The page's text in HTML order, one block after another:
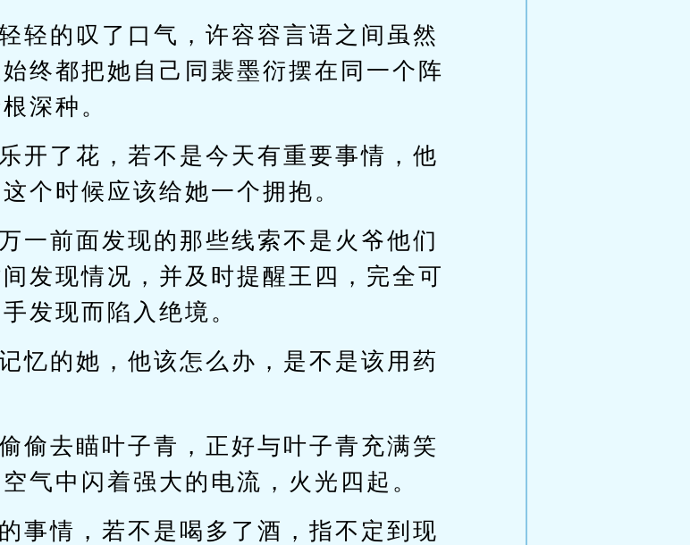
轻的叹了口气，许容容言语之间虽然
终都把她自己同裴墨衍摆在同一个阵
深种。
开了花，若不是今天有重要事情，他
个时候应该给她一个拥抱。
一前面发现的那些线索不是火爷他们
发现情况，并及时提醒王四，完全可
发现而陷入绝境。
忆的她，他该怎么办，是不是该用药
偷去瞄叶子青，正好与叶子青充满笑
气中闪着强大的电流，火光四起。
事情，若不是喝多了酒，指不定到现